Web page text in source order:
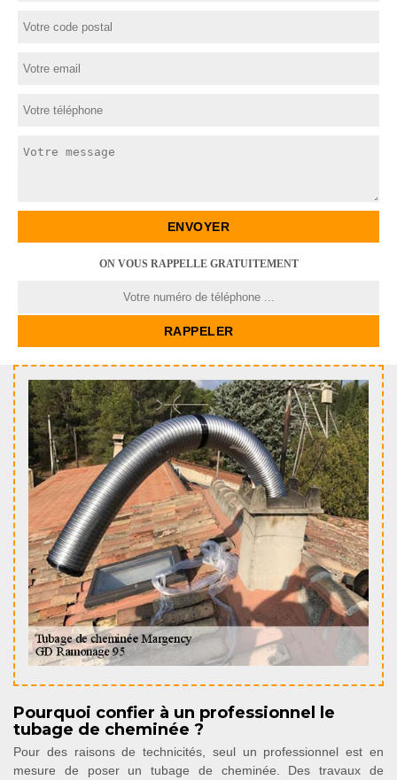
ON VOUS RAPPELLE GRATUITEMENT
Pourquoi confier à un professionnel le
tubage de cheminée ?
Pour des raisons de technicités, seul un professionnel est en
mesure de poser un tubage de cheminée. Des travaux de